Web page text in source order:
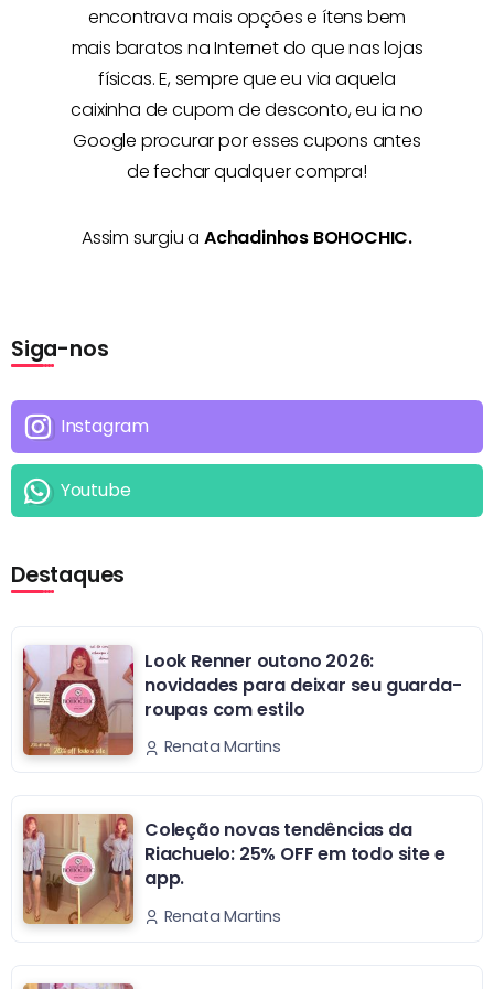
encontrava mais opções e ítens bem
mais baratos na Internetdo que nas lojas
físicas. E, sempre que eu via aquela
caixinha de cupom de desconto, eu ia no
Google procurar por esses cupons antes
de fechar qualquer compra!
Assim surgiu a Achadinhos BOHOCHIC.
Siga-nos
Instagram
Youtube
Destaques
Look Renner outono 2026:
novidades para deixar seu guarda-
roupas com estilo
Renata Martins
Coleção novas tendências da
Riachuelo: 25% OFF em todo site e
app.
Renata Martins